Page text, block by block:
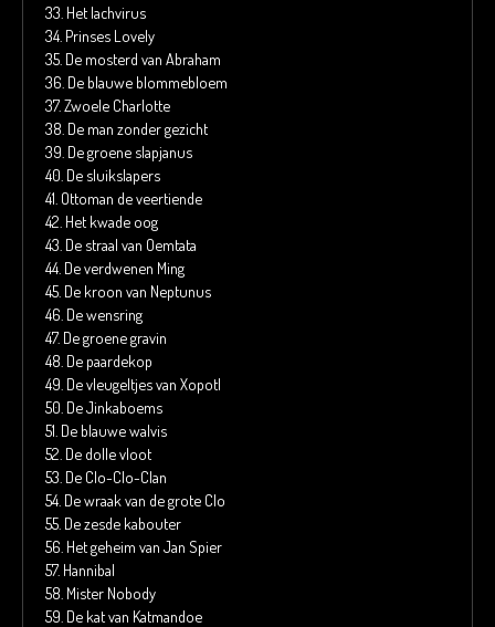
33. Het lachvirus
34. Prinses Lovely
35. De mosterd van Abraham
36. De blauwe blommebloem
37. Zwoele Charlotte
38. De man zonder gezicht
39. De groene slapjanus
40. De sluikslapers
41. Ottoman de veertiende
42. Het kwade oog
43. De straal van Oemtata
44. De verdwenen Ming
45. De kroon van Neptunus
46. De wensring
47. De groene gravin
48. De paardekop
49. De vleugeltjes van Xopotl
50. De Jinkaboems
51. De blauwe walvis
52. De dolle vloot
53. De Clo-Clo-Clan
54. De wraak van de grote Clo
55. De zesde kabouter
56. Het geheim van Jan Spier
57. Hannibal
58. Mister Nobody
59. De kat van Katmandoe